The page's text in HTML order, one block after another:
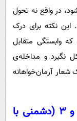
در واقع نه تحول
این نکته برای درک
وابستگی متقابل
نگیرد و مداخله‌ی
شعار آرمان‌خواهانه
بخش چهارم. پاسخ به گزاره‌های ۲ و ۳ (دشمنی با